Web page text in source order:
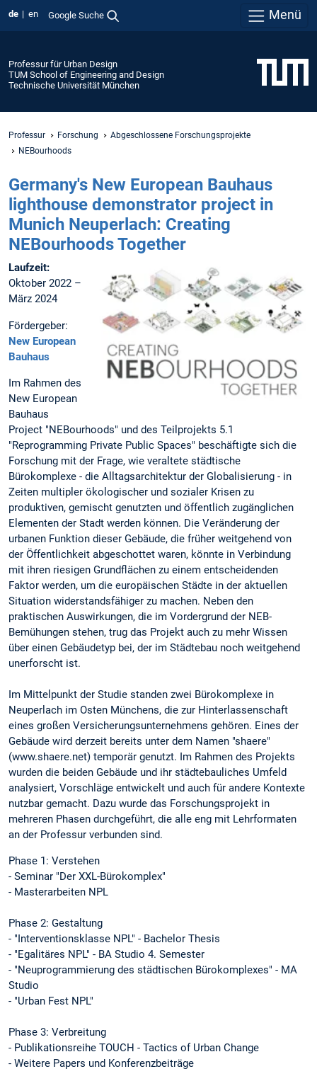
de en Google Suche Menü
Professur für Urban Design
TUM School of Engineering and Design
Technische Universität München
Professur Forschung
Abgeschlossene Forschungsprojekte
NEBourhoods
Germany's New European Bauhaus
lighthouse demonstrator project in
Munich Neuperlach: Creating
NEBourhoods Together
Laufzeit:
Oktober 2022 –
März 2024
Fördergeber:
New European
Bauhaus
Im Rahmen des
New European
Bauhaus
Project "NEBourhoods" und des Teilprojekts 5.1
"Reprogramming Private Public Spaces" beschäftigte sich die
Forschung mit der Frage, wie veraltete städtische
Bürokomplexe - die Alltagsarchitektur der Globalisierung - in
Zeiten multipler ökologischer und sozialer Krisen zu
produktiven, gemischt genutzten und öffentlich zugänglichen
Elementen der Stadt werden können. Die Veränderung der
urbanen Funktion dieser Gebäude, die früher weitgehend von
der Öffentlichkeit abgeschottet waren, könnte in Verbindung
mit ihren riesigen Grundflächen zu einem entscheidenden
Faktor werden, um die europäischen Städte in der aktuellen
Situation widerstandsfähiger zu machen. Neben den
praktischen Auswirkungen, die im Vordergrund der NEB-
Bemühungen stehen, trug das Projekt auch zu mehr Wissen
über einen Gebäudetyp bei, der im Städtebau noch weitgehend
unerforscht ist.
Im Mittelpunkt der Studie standen zwei Bürokomplexe in
Neuperlach im Osten Münchens, die zur Hinterlassenschaft
eines großen Versicherungsunternehmens gehören. Eines der
Gebäude wird derzeit bereits unter dem Namen "shaere"
(www.shaere.net) temporär genutzt. Im Rahmen des Projekts
wurden die beiden Gebäude und ihr städtebauliches Umfeld
analysiert, Vorschläge entwickelt und auch für andere Kontexte
nutzbar gemacht. Dazu wurde das Forschungsprojekt in
mehreren Phasen durchgeführt, die alle eng mit Lehrformaten
an der Professur verbunden sind.
Phase 1: Verstehen
- Seminar "Der XXL-Bürokomplex"
- Masterarbeiten NPL
Phase 2: Gestaltung
- "Interventionsklasse NPL" - Bachelor Thesis
- "Egalitäres NPL" - BA Studio 4. Semester
- "Neuprogrammierung des städtischen Bürokomplexes" - MA
Studio
- "Urban Fest NPL"
Phase 3: Verbreitung
- Publikationsreihe TOUCH - Tactics of Urban Change
- Weitere Papers und Konferenzbeiträge